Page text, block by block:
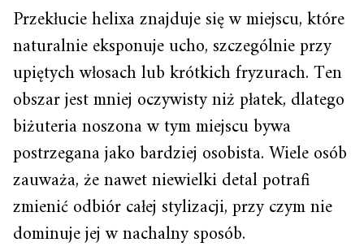
Przekłucie helixa znajduje się w miejscu, które
naturalnie eksponuje ucho, szczególnie przy
upiętych włosach lub krótkich fryzurach. Ten
obszar jest mniej oczywisty niż płatek, dlatego
biżuteria noszona w tym miejscu bywa
postrzegana jako bardziej osobista. Wiele osób
zauważa, że nawet niewielki detal potrafi
zmienić odbiór całej stylizacji, przy czym nie
dominuje jej w nachalny sposób.